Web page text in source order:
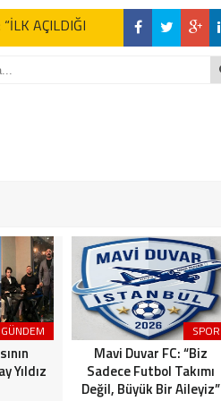
Terk
Açıklamalar
Terk
GÜNDEM
Yıldız
SPOR
Mavi Duvar FC: “Biz
Sadece Futbol Takımı
Değil, Büyük Bir Aileyiz”